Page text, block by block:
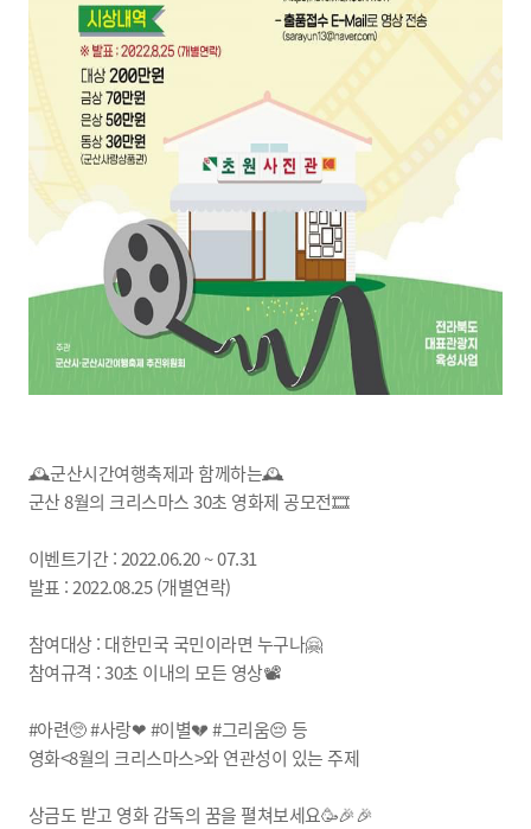
🕰군산시간여행축제과 함께하는🕰
군산 8월의 크리스마스 30초 영화제 공모전🎞
이벤트기간 : 2022.06.20 ~ 07.31
발표 : 2022.08.25 (개별연락)
참여대상 : 대한민국 국민이라면 누구나🤗
참여규격 : 30초 이내의 모든 영상📽
#아련🥺 #사랑❤ #이별💔 #그리움😔 등
영화<8월의 크리스마스>와 연관성이 있는 주제
상금도 받고 영화 감독의 꿈을 펼쳐보세요🥳🎉🎉